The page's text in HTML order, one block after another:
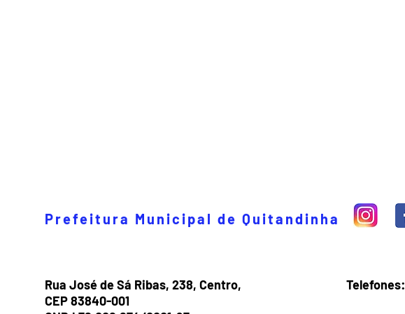
Prefeitura Municipal de Quitandinha
Rua José de Sá Ribas, 238, Centro,
CEP 83840-001
Telefones: